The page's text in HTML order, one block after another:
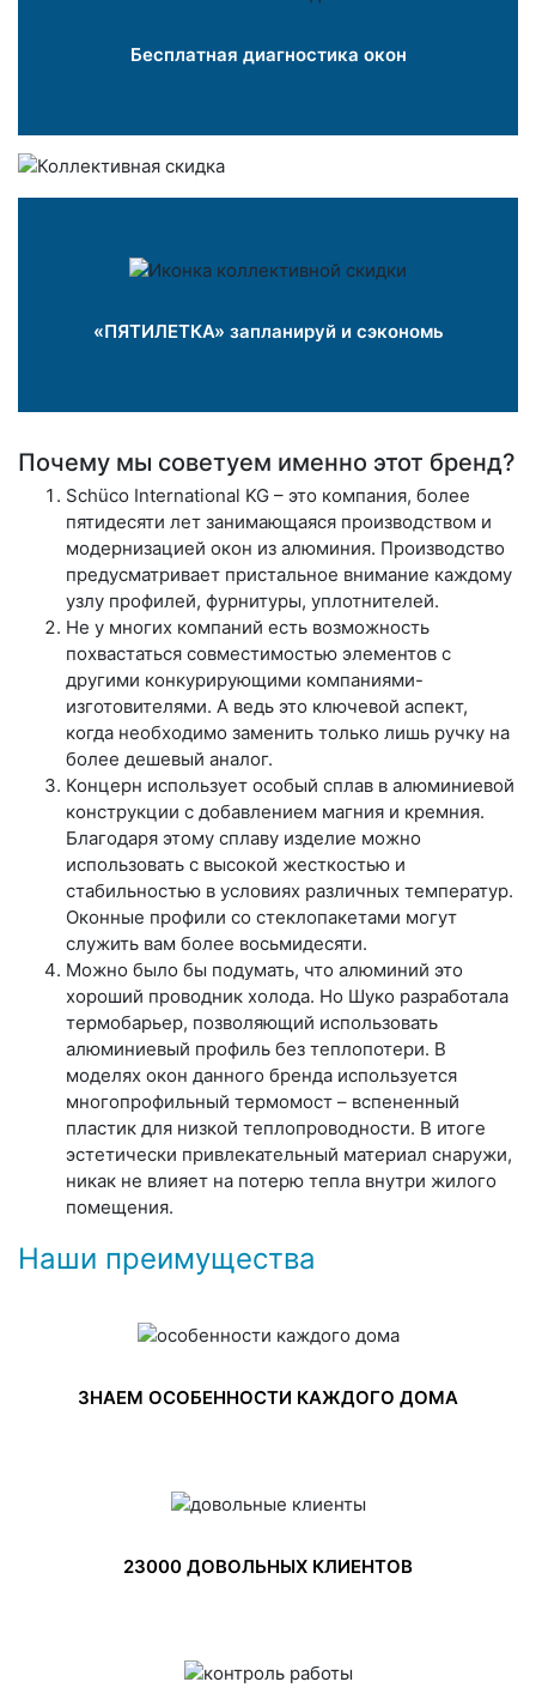
Бесплатная диагностика окон
«ПЯТИЛЕТКА» запланируй и сэкономь
Почему мы советуем именно этот бренд?
Schüco International KG – это компания, более
пятидесяти лет занимающаяся производством и
модернизацией окон из алюминия. Производство
предусматривает пристальное внимание каждому
узлу профилей, фурнитуры, уплотнителей.
Не у многих компаний есть возможность
похвастаться совместимостью элементов с
другими конкурирующими компаниями-
изготовителями. А ведь это ключевой аспект,
когда необходимо заменить только лишь ручку на
более дешевый аналог.
Концерн использует особый сплав в алюминиевой
конструкции с добавлением магния и кремния.
Благодаря этому сплаву изделие можно
использовать с высокой жесткостью и
стабильностью в условиях различных температур.
Оконные профили со стеклопакетами могут
служить вам более восьмидесяти.
Можно было бы подумать, что алюминий это
хороший проводник холода. Но Шуко разработала
термобарьер, позволяющий использовать
алюминиевый профиль без теплопотери. В
моделях окон данного бренда используется
многопрофильный термомост – вспененный
пластик для низкой теплопроводности. В итоге
эстетически привлекательный материал снаружи,
никак не влияет на потерю тепла внутри жилого
помещения.
Наши преимущества
ЗНАЕМ ОСОБЕННОСТИ КАЖДОГО ДОМА
23000 ДОВОЛЬНЫХ КЛИЕНТОВ